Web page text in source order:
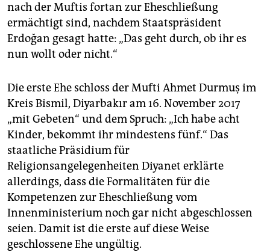
nach der Muftis fortan zur Eheschließung
ermächtigt sind, nachdem Staatspräsident
Erdoğan gesagt hatte: „Das geht durch, ob ihr es
nun wollt oder nicht.“
Die erste Ehe schloss der Mufti Ahmet Durmuş im
Kreis Bismil, Diyarbakır am 16. November 2017
„mit Gebeten“ und dem Spruch: „Ich habe acht
Kinder, bekommt ihr mindestens fünf.“ Das
staatliche Präsidium für
Religionsangelegenheiten Diyanet erklärte
allerdings, dass die Formalitäten für die
Kompetenzen zur Eheschließung vom
Innenministerium noch gar nicht abgeschlossen
seien. Damit ist die erste auf diese Weise
geschlossene Ehe ungültig.